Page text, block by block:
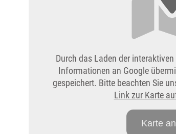
Durch das Laden der
Informationen an Google
gespeichert. Bitte beachten Sie
Link zur Karte
Karte